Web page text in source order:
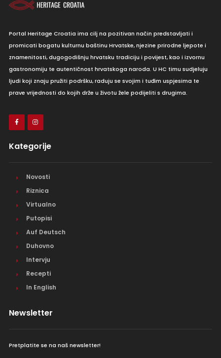
Portal Heritage Croatia ima cilj na pozitivan način predstavljati i
promicati bogatu kulturnu baštinu Hrvatske, njezine prirodne ljepote i
znamenitosti, dugogodišnju hrvatsku tradiciju i povijest, kao i izvornu
gastronomiju te autentičnost hrvatskoga naroda. U HC timu sudjeluju
ljudi koji znaju pružiti podršku, raduju se svojim i tuđim uspjesima te
prave vrijednosti do kojih drže u životu žele podijeliti s drugima.
Kategorije
Novosti
Riznica
Virtualno
Putopisi
Auf Deutsch
Duhovno
Intervju
Recepti
In English
Newsletter
Pretplatite se na naš newsletter!